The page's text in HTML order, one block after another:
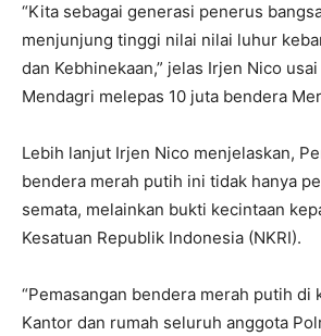
“Kita sebagai generasi penerus
menjunjung tinggi nilai nilai luhur
dan Kebhinekaan,” jelas Irjen Nico
Mendagri melepas 10 juta bendera
Lebih lanjut Irjen Nico menjelaskan,
bendera merah putih ini tidak hanya
semata, melainkan bukti kecintaan
Kesatuan Republik Indonesia (NKRI).
“Pemasangan bendera merah putih di
Kantor dan rumah seluruh anggota